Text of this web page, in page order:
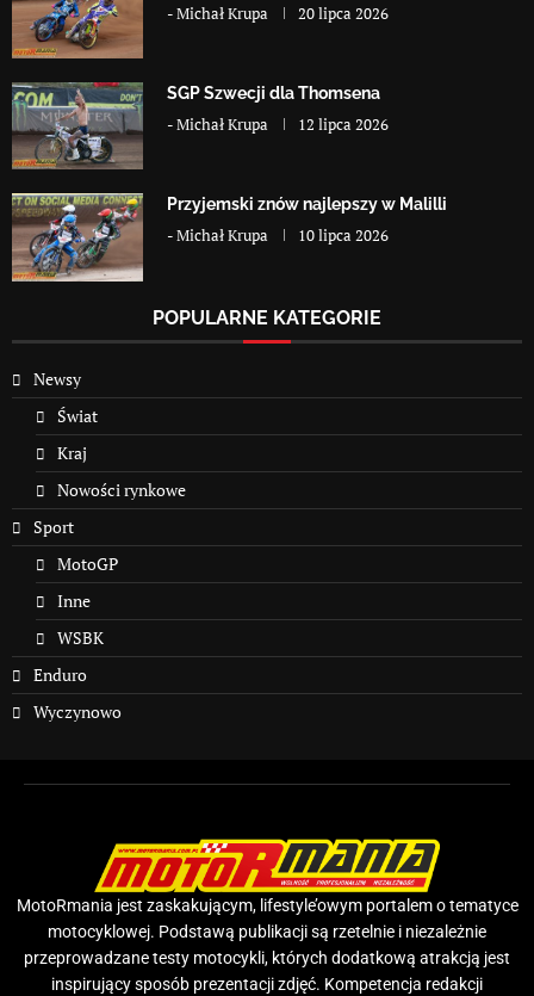
-Michał Krupa 20 lipca 2026
SGP Szwecji dla Thomsena
-Michał Krupa 12 lipca 2026
Przyjemski znów najlepszy w Malilli
-Michał Krupa 10 lipca 2026
POPULARNE KATEGORIE
Newsy
Świat
Kraj
Nowości rynkowe
Sport
MotoGP
Inne
WSBK
Enduro
Wyczynowo
MotoRmania jest zaskakującym, lifestyle’owym portalem o tematyce
motocyklowej. Podstawą publikacji są rzetelnie i niezależnie
przeprowadzane testy motocykli, których dodatkową atrakcją jest
inspirujący sposób prezentacji zdjęć. Kompetencja redakcji